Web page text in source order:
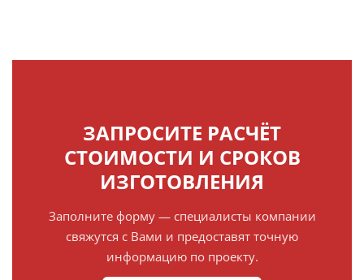
ЗАПРОСИТЕ РАСЧЁТ
СТОИМОСТИ И СРОКОВ
ИЗГОТОВЛЕНИЯ
Заполните форму — специалисты компании
свяжутся с Вами и предоставят точную
информацию по проекту.